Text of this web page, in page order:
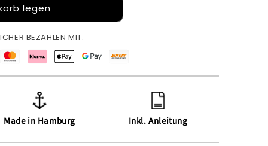
legen
BEZAHLEN MIT:
Made in Hamburg Inkl. Anleitung